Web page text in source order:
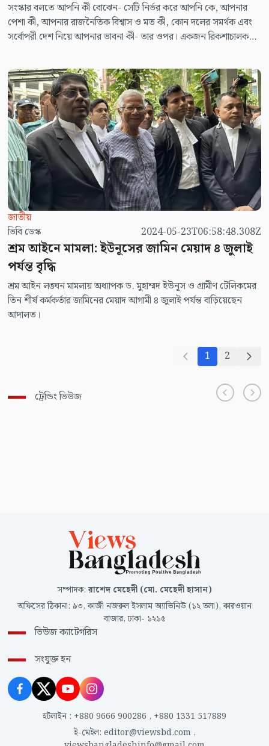
সংস্কার বলতে আপনি কী বোঝেন- সেটি নির্ভর করে আপনি কে, আপনার
পেশা কী, আপনার রাজনৈতিক বিশ্বাস ও মত কী, কোন দলের সমর্থক এবং
সর্বোপরী দেশ নিয়ে আপনার ভাবনা কী- তার ওপর। একজন রিকশাচালক
হয়তো সেরকম নয়। আবার জুলাই অভ্যুত্থানে যে রাজনৈতিক দল ও
সংগঠনগুলো সক্রিয় ছিল, তাদের সবার কাছেও সংস্কারের সংজ্ঞা এক নয়।
যেমন বিএনপি সংস্কার বলতে বোঝে একটি অবাধ, সুষ্ঠু, গ্রহণযাগ্য ও
বিশ্বাসযোগ্য নির্বাচনের মধ্য দিয়ে একটি রাজনৈতিক সরকারের ক্ষমতা গ্রহণ।
তাদের কাছে সংস্কার মানে প্রায় দেড় দশক ধরে ভোটবঞ্চিত মানুষের
ভোটাধিকার ফিরিয়ে আনা এবং দেশকে একটি গণতান্ত্রিক ধারায় পরিচালিত
করা; কিন্তু সংস্কার প্রশ্নে জুলাই অভ্যুত্থানে সক্রিয় বিএনপির দীর্ঘদিনের ভোট
ও জোটসঙ্গী জামায়াতের অবস্থান ভিন্ন। তারা মনে করে, আগে সংস্কার
তারপরে নির্বাচন। অর্থাৎ নির্বাচন তাদের কাছে এক নম্বর অগ্রাধিকার নয়।
জাতীয়
ভিবি ডেস্ক
2024-05-23T06:58:48.308Z
শ্রম আইনে মামলা: ইউনূসের জামিন মেয়াদ ৪ জুলাই
পর্যন্ত বৃদ্ধি
শ্রম আইন লঙ্ঘন মামলায় অধ্যাপক ড. মুহাম্মদ ইউনূস ও গ্রামীণ টেলিকমের
তিন শীর্ষ কর্মকর্তার জামিনের মেয়াদ আগামী ৪ জুলাই পর্যন্ত বাড়িয়েছেন
আদালত।
1 2
ট্রেন্ডিং ভিউজ
সম্পাদক:রাশেদ মেহেদী (মো. মেহেদী হাসান)
অফিসের ঠিকানা: ৯৩, কাজী নজরুল ইসলাম অ্যাভিনিউ (১২ তলা), কারওয়ান
বাজার, ঢাকা- ১২১৫
ভিউজ ক্যাটেগরিস
সংযুক্ত হন
হটলাইন : +880 9666 900286 , +880 1331 517889
ই-মেইল: editor@viewsbd.com,